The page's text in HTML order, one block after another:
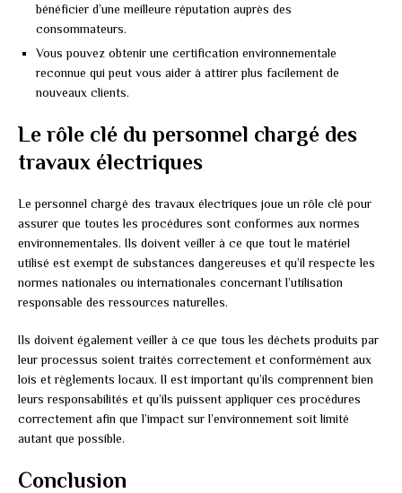
bénéficier d’une meilleure réputation auprès des
consommateurs.
Vous pouvez obtenir une certification environnementale
reconnue qui peut vous aider à attirer plus facilement de
nouveaux clients.
Le rôle clé du personnel chargé des
travaux électriques
Le personnel chargé des travaux électriques joue un rôle clé pour
assurer que toutes les procédures sont conformes aux normes
environnementales. Ils doivent veiller à ce que tout le matériel
utilisé est exempt de substances dangereuses et qu’il respecte les
normes nationales ou internationales concernant l’utilisation
responsable des ressources naturelles.
Ils doivent également veiller à ce que tous les déchets produits par
leur processus soient traités correctement et conformément aux
lois et règlements locaux. Il est important qu’ils comprennent bien
leurs responsabilités et qu’ils puissent appliquer ces procédures
correctement afin que l’impact sur l’environnement soit limité
autant que possible.
Conclusion